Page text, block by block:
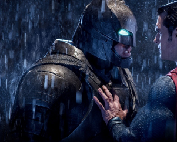
пїЅпїЅпїЅ пїЅпїЅпїЅпїЅпїЅ
пїЅпїЅпїЅ пїЅпїЅпїЅпїЅпїЅпїЅ
пїЅпїЅпїЅпїЅпїЅ
пїЅпїЅпїЅпїЅпїЅпїЅпїЅпїЅпїЅпїЅ